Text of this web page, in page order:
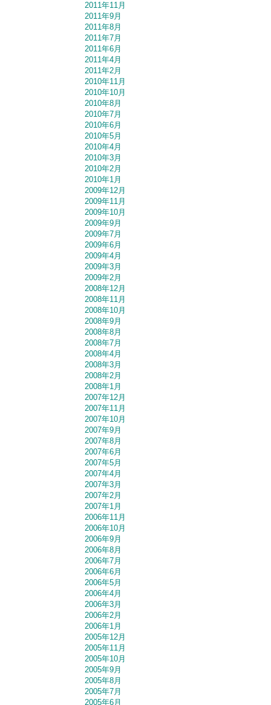
2011年11月
2011年9月
2011年8月
2011年7月
2011年6月
2011年4月
2011年2月
2010年11月
2010年10月
2010年8月
2010年7月
2010年6月
2010年5月
2010年4月
2010年3月
2010年2月
2010年1月
2009年12月
2009年11月
2009年10月
2009年9月
2009年7月
2009年6月
2009年4月
2009年3月
2009年2月
2008年12月
2008年11月
2008年10月
2008年9月
2008年8月
2008年7月
2008年4月
2008年3月
2008年2月
2008年1月
2007年12月
2007年11月
2007年10月
2007年9月
2007年8月
2007年6月
2007年5月
2007年4月
2007年3月
2007年2月
2007年1月
2006年11月
2006年10月
2006年9月
2006年8月
2006年7月
2006年6月
2006年5月
2006年4月
2006年3月
2006年2月
2006年1月
2005年12月
2005年11月
2005年10月
2005年9月
2005年8月
2005年7月
2005年6月